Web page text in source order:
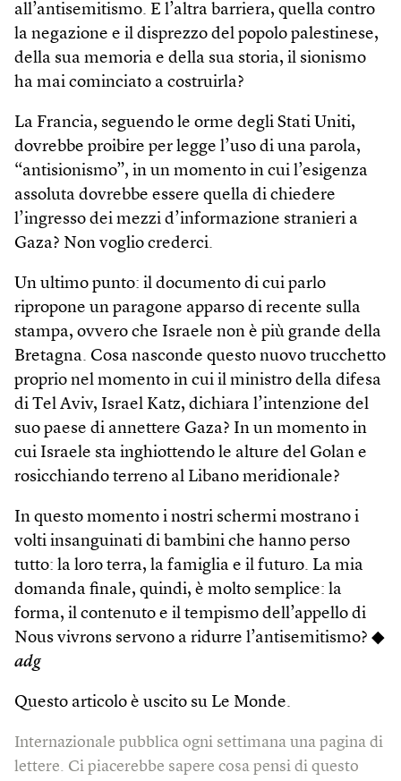
all’antisemitismo. E l’altra barriera, quella contro
la negazione e il disprezzo del popolo palestinese,
della sua memoria e della sua storia, il sionismo
ha mai cominciato a costruirla?
La Francia, seguendo le orme degli Stati Uniti,
dovrebbe proibire per legge l’uso di una parola,
“antisionismo”, in un momento in cui l’esigenza
assoluta dovrebbe essere quella di chiedere
l’ingresso dei mezzi d’informazione stranieri a
Gaza? Non voglio crederci.
Un ultimo punto: il documento di cui parlo
ripropone un paragone apparso di recente sulla
stampa, ovvero che Israele non è più grande della
Bretagna. Cosa nasconde questo nuovo trucchetto
proprio nel momento in cui il ministro della difesa
di Tel Aviv, Israel Katz, dichiara l’intenzione del
suo paese di annettere Gaza? In un momento in
cui Israele sta inghiottendo le alture del Golan e
rosicchiando terreno al Libano meridionale?
In questo momento i nostri schermi mostrano i
volti insanguinati di bambini che hanno perso
tutto: la loro terra, la famiglia e il futuro. La mia
domanda finale, quindi, è molto semplice: la
forma, il contenuto e il tempismo dell’appello di
Nous vivrons servono a ridurre l’antisemitismo? ◆
adg
Questo articolo è uscito su Le Monde.
Internazionale pubblica ogni settimana una pagina di
lettere. Ci piacerebbe sapere cosa pensi di questo